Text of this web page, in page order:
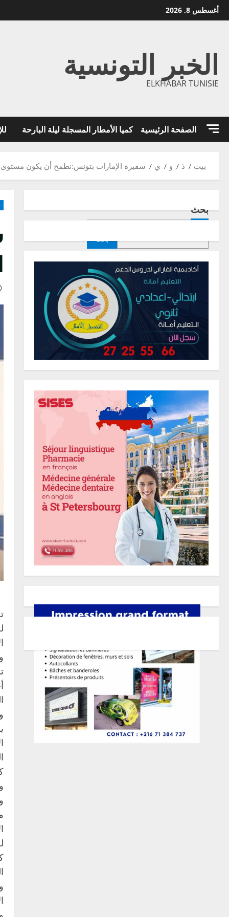
تخطي
إلى
أغسطس 8, 2026
الخبر التونسية
ELKHABAR TUNISIE
الصفحة الرئيسية كميا الأمطار المسجلة ليلة البارحة
بيت ذ و ي سفيرة الإمارات بتونس:نطمح أن يكون مستوى
بحث
بحث